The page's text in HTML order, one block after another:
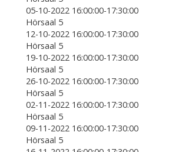
05-10-2022 16:00:00-17:30:00
Hörsaal 5
12-10-2022 16:00:00-17:30:00
Hörsaal 5
19-10-2022 16:00:00-17:30:00
Hörsaal 5
26-10-2022 16:00:00-17:30:00
Hörsaal 5
02-11-2022 16:00:00-17:30:00
Hörsaal 5
09-11-2022 16:00:00-17:30:00
Hörsaal 5